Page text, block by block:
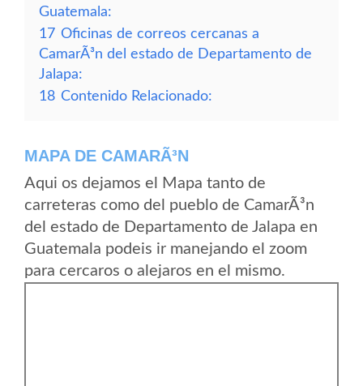
Guatemala:
17 Oficinas de correos cercanas a
CamarÃ³n del estado de Departamento de
Jalapa:
18 Contenido Relacionado:
MAPA DE CAMARÃ³N
Aqui os dejamos el Mapa tanto de
carreteras como del pueblo de CamarÃ³n
del estado de Departamento de Jalapa en
Guatemala podeis ir manejando el zoom
para cercaros o alejaros en el mismo.